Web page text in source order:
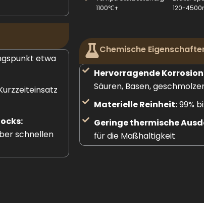
1100℃+
120-
etwa
schnellen
Chemische
Hervorragende
Säuren, Basen,
Materielle Reinheit:99%
Geringe thermische
für die Maßhaltigkeit